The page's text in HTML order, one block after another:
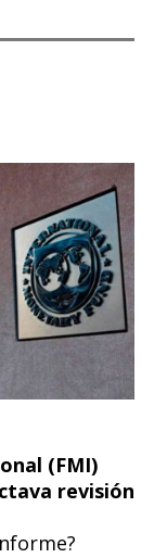
(FMI)
revisión